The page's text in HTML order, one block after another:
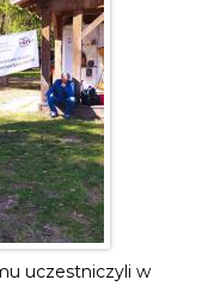
uczestniczyli w